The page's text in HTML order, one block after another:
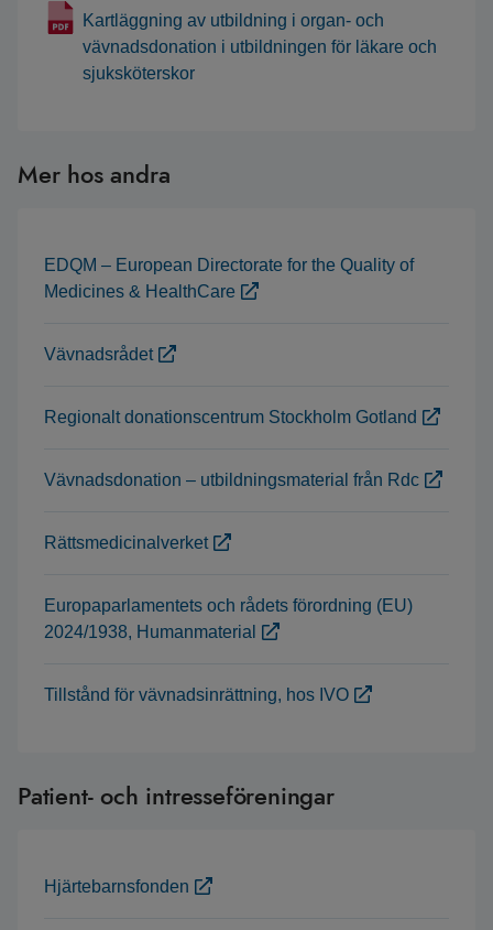
Kartläggning av utbildning i organ- och
vävnadsdonation i utbildningen för läkare och
sjuksköterskor
Mer hos andra
EDQM – European Directorate for the Quality of
Medicines & HealthCare
Vävnadsrådet
Regionalt donationscentrum Stockholm Gotland
Vävnadsdonation – utbildningsmaterial från Rdc
Rättsmedicinalverket
Europaparlamentets och rådets förordning (EU)
2024/1938, Humanmaterial
Tillstånd för vävnadsinrättning, hos IVO
Patient- och intresseföreningar
Hjärtebarnsfonden